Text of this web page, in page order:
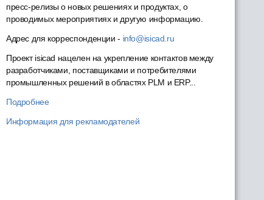
пресс-релизы о новых решениях и продуктах, о
проводимых мероприятиях и другую информацию.
Адрес для корреспонденции - info@isicad.ru
Проект isicad нацелен на укрепление контактов между
разработчиками, поставщиками и потребителями
промышленных решений в областях PLM и ERP...
Подробнее
Информация для рекламодателей